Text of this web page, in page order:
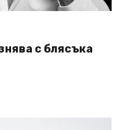
с блясъка